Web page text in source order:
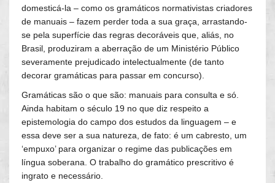
domesticá-la – como os gramáticos normativistas criadores
de manuais – fazem perder toda a sua graça, arrastando-
se pela superfície das regras decoráveis que, aliás, no
Brasil, produziram a aberração de um Ministério Público
severamente prejudicado intelectualmente (de tanto
decorar gramáticas para passar em concurso).
Gramáticas são o que são: manuais para consulta e só.
Ainda habitam o século 19 no que diz respeito a
epistemologia do campo dos estudos da linguagem – e
essa deve ser a sua natureza, de fato: é um cabresto, um
‘empuxo’ para organizar o regime das publicações em
língua soberana. O trabalho do gramático prescritivo é
ingrato e necessário.